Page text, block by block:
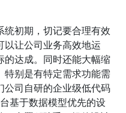
初期，切记要合理有效
以让公司业务高效地运
的达成。同时还能大幅缩
别是有特定需求功能需
公司自研的企业级低代码
基于数据模型优先的设